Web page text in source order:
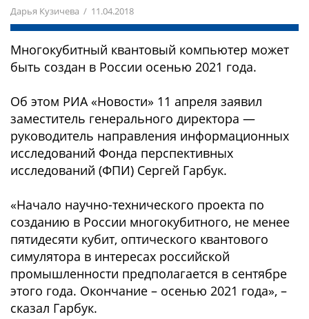
Дарья Кузичева / 11.04.2018
Многокубитный квантовый компьютер может
быть создан в России осенью 2021 года.
Об этом РИА «Новости» 11 апреля заявил
заместитель генерального директора —
руководитель направления информационных
исследований Фонда перспективных
исследований (ФПИ) Сергей Гарбук.
«Начало научно-технического проекта по
созданию в России многокубитного, не менее
пятидесяти кубит, оптического квантового
симулятора в интересах российской
промышленности предполагается в сентябре
этого года. Окончание – осенью 2021 года», –
сказал Гарбук.